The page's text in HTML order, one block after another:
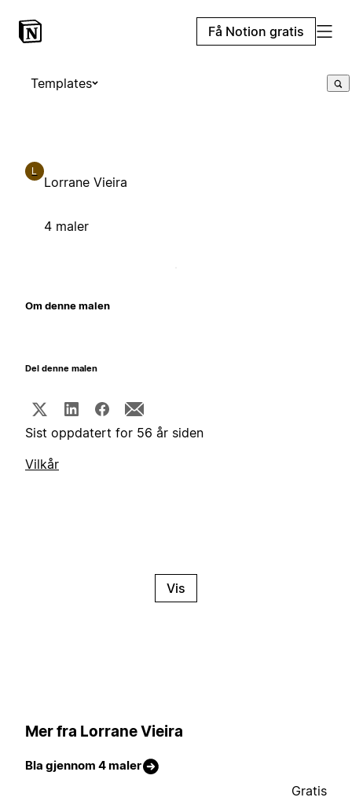
Få Notion gratis
Templates
L
Lorrane Vieira
4 maler
Om denne malen
Del denne malen
Sist oppdatert for 56 år siden
Vilkår
Vis
Mer fra Lorrane Vieira
Bla gjennom 4 maler
Gratis